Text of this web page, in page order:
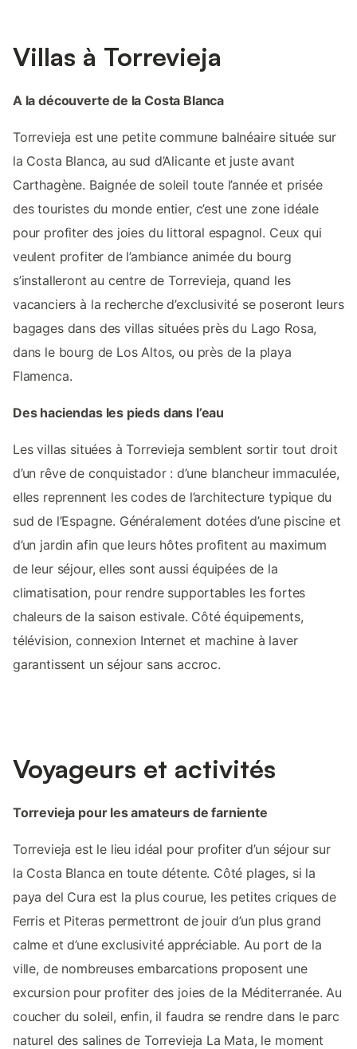
Villas à Torrevieja
A la découverte de la Costa Blanca
Torrevieja est une petite commune balnéaire située sur
la Costa Blanca, au sud d’Alicante et juste avant
Carthagène. Baignée de soleil toute l’année et prisée
des touristes du monde entier, c’est une zone idéale
pour profiter des joies du littoral espagnol. Ceux qui
veulent profiter de l’ambiance animée du bourg
s’installeront au centre de Torrevieja, quand les
vacanciers à la recherche d’exclusivité se poseront leurs
bagages dans des villas situées près du Lago Rosa,
dans le bourg de Los Altos, ou près de la playa
Flamenca.
Des haciendas les pieds dans l’eau
Les villas situées à Torrevieja semblent sortir tout droit
d’un rêve de conquistador : d’une blancheur immaculée,
elles reprennent les codes de l’architecture typique du
sud de l’Espagne. Généralement dotées d’une piscine et
d’un jardin afin que leurs hôtes profitent au maximum
de leur séjour, elles sont aussi équipées de la
climatisation, pour rendre supportables les fortes
chaleurs de la saison estivale. Côté équipements,
télévision, connexion Internet et machine à laver
garantissent un séjour sans accroc.
Voyageurs et activités
Torrevieja pour les amateurs de farniente
Torrevieja est le lieu idéal pour profiter d’un séjour sur
la Costa Blanca en toute détente. Côté plages, si la
paya del Cura est la plus courue, les petites criques de
Ferris et Piteras permettront de jouir d’un plus grand
calme et d’une exclusivité appréciable. Au port de la
ville, de nombreuses embarcations proposent une
excursion pour profiter des joies de la Méditerranée. Au
coucher du soleil, enfin, il faudra se rendre dans le parc
naturel des salines de Torrevieja La Mata, le moment